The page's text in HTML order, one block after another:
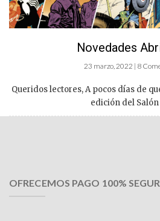
Novedades
23 marzo, 2022 | 8
Queridos lectores, A pocos días de
edición del Salón
OFRECEMOS PAGO 100%